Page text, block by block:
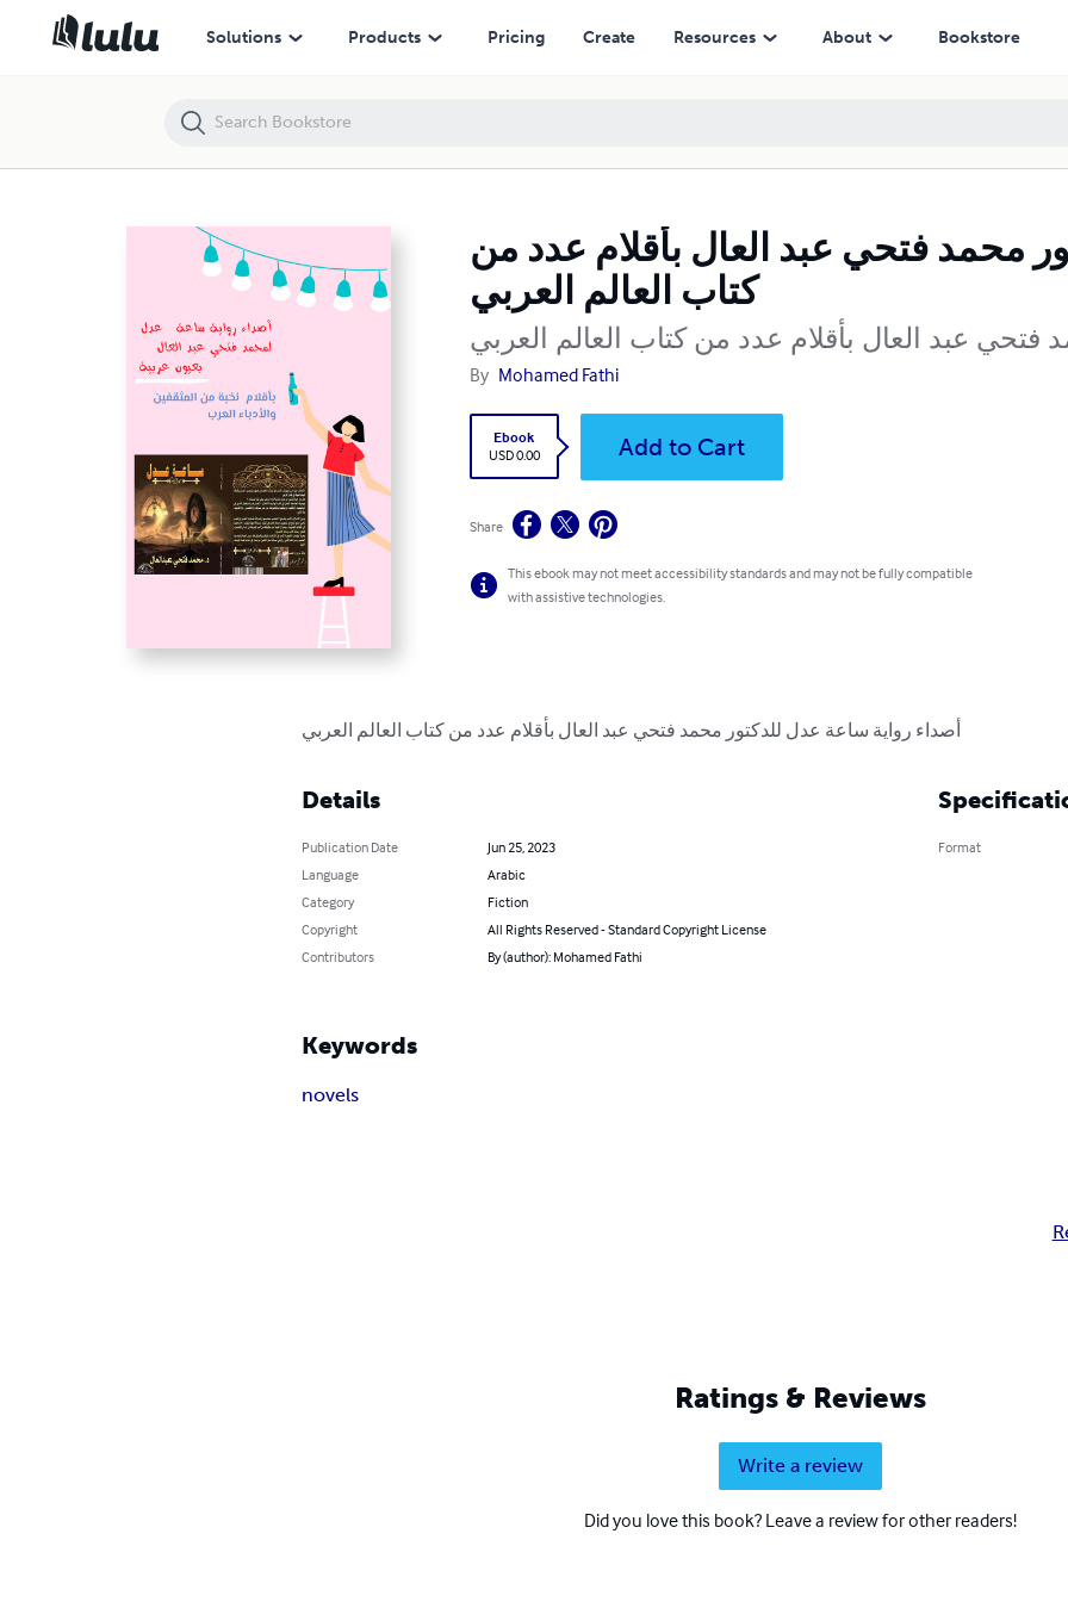
Solutions Products Pricing Create Resources About Bookstore
محمد فتحي عبد العال بأقلام عدد من
كتاب العالم العربي
عبد العال بأقلام عدد من كتاب العالم العربي
By Mohamed Fathi
Ebook
USD 0.00
Add to Cart
Share
This ebook may not meet accessibility standards and may not be fully compatible
with assistive technologies.
أصداء رواية ساعة عدل للدكتور محمد فتحي عبد العال بأقلام عدد من كتاب العالم العربي
Details
Publication Date
Jun 25, 2023
Language
Arabic
Category
Fiction
Copyright
All Rights Reserved - Standard Copyright License
Contributors
By (author): Mohamed Fathi
Format
Keywords
novels
Ratings & Reviews
Write a review
Did you love this book? Leave a review for other readers!
أصداء رواية ساعة عدل للدكتور محمد فتحي عبد العال بأقلام عدد من كتاب العالم العربي